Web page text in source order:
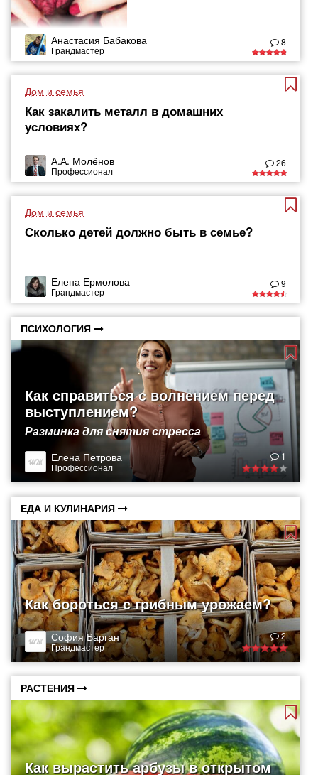
Анастасия Бабакова
Грандмастер
8
Дом и семья
Как закалить металл в домашних
условиях?
А.А. Молёнов
Профессионал
26
Дом и семья
Сколько детей должно быть в семье?​
Елена Ермолова
Грандмастер
9
ПСИХОЛОГИЯ
Как справиться с волнением перед
выступлением?
Разминка для снятия стресса
Елена Петрова
Профессионал
1
ЕДА И КУЛИНАРИЯ
Как бороться с грибным урожаем?
София Варган
Грандмастер
2
РАСТЕНИЯ
Как вырастить арбузы в открытом